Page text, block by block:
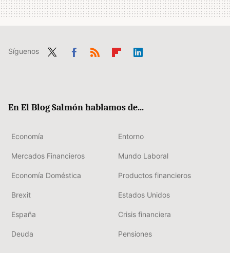
Síguenos
En El Blog Salmón hablamos de...
Economía Entorno
Mercados Financieros Mundo Laboral
Economía Doméstica Productos financieros
Brexit Estados Unidos
España Crisis financiera
Deuda Pensiones